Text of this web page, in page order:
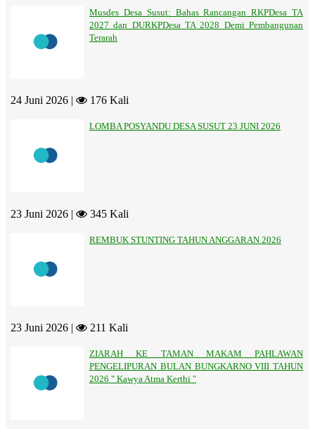
Musdes Desa Susut: Bahas Rancangan RKPDesa TA
2027 dan DURKPDesa TA 2028 Demi Pembangunan
Terarah
24 Juni 2026 | 176 Kali
LOMBA POSYANDU DESA SUSUT 23 JUNI 2026
23 Juni 2026 | 345 Kali
REMBUK STUNTING TAHUN ANGGARAN 2026
23 Juni 2026 | 211 Kali
ZIARAH KE TAMAN MAKAM PAHLAWAN
PENGELIPURAN BULAN BUNGKARNO VIII TAHUN
2026 " Kawya Atma Kerthi "